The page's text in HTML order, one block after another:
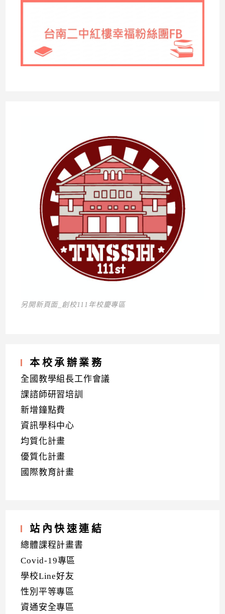
另開新頁面_創校111年校慶專區
本校承辦業務
全國教學組長工作會議
課諮師研習培訓
新增鐘點費
資訊學科中心
均質化計畫
優質化計畫
國際教育計畫
站內快速連結
總體課程計畫書
Covid-19專區
學校Line好友
性別平等專區
資通安全專區